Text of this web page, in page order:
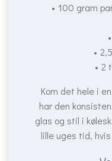
100 gram
2
Kom det hele i
har den
glas og stil i
lille uges tid,